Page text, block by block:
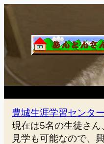
内
容
ス
キ
ッ
プ
豊城生涯学習センター
現在は5名の生徒さん
見学も可能なので、